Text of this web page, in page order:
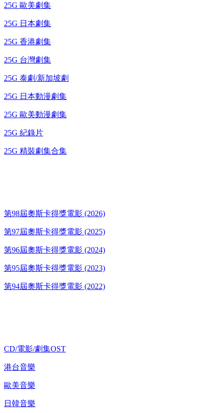
25G 歐美劇集
25G 日本劇集
25G 香港劇集
25G 台灣劇集
25G 泰劇/新加坡劇
25G 日本動漫劇集
25G 歐美動漫劇集
25G 紀錄片
25G 精裝劇集合集
第98屆奧斯卡得獎電影 (2026)
第97屆奧斯卡得獎電影 (2025)
第96屆奧斯卡得獎電影 (2024)
第95屆奧斯卡得獎電影 (2023)
第94屆奧斯卡得獎電影 (2022)
CD/電影/劇集OST
港台音樂
歐美音樂
日韓音樂